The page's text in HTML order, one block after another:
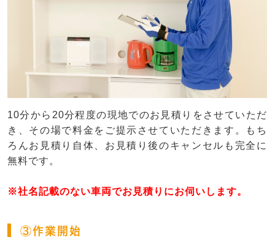
10分から20分程度の現地でのお見積りをさせていただ
き、その場で料金をご提示させていただきます。もち
ろんお見積り自体、お見積り後のキャンセルも完全に
無料です。
※社名記載のない車両でお見積りにお伺いします。
③作業開始